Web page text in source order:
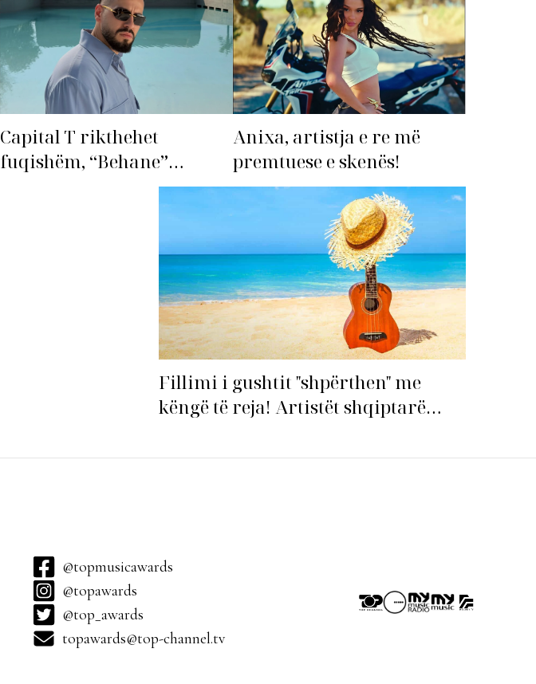
Capital T rikthehet
fuqishëm, “Behane”
premton të bëhet fiksimi i
Anixa, artistja e re më
premtuese e skenës!
Fillimi i gushtit "shpërthen" me
këngë të reja! Artistët shqiptarë
@topmusicawards
@topawards
@top_awards
topawards@top-channel.tv